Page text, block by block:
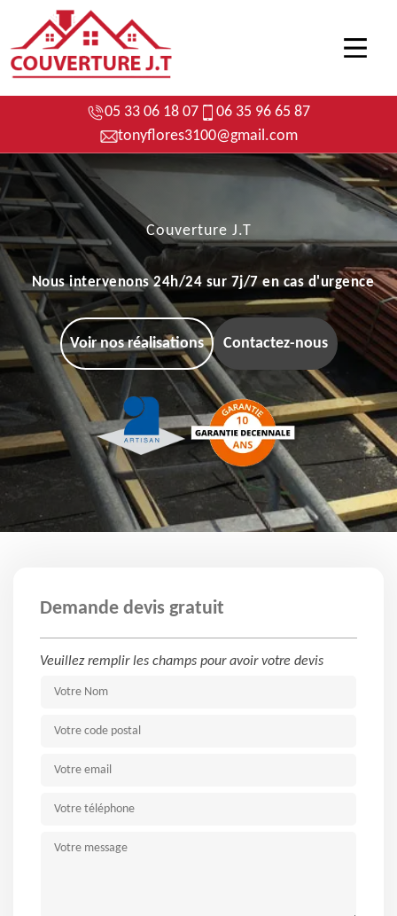
05 33 06 18 07
06 35 96 65 87
tonyflores3100@gmail.com
Couverture J.T
Nous intervenons 24h/24 sur 7j/7 en cas d'urgence
Voir nos réalisations Contactez-nous
Demande devis gratuit
Veuillez remplir les champs pour avoir votre devis